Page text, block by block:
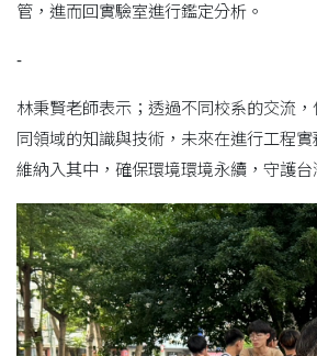
管，進而回實驗室進行鑑定分析。
-
林秉賢老師表示；透過不同校系的交流
同領域的知識與技術，未來在進行工程
維納入其中，確保環境環境永續，守護台